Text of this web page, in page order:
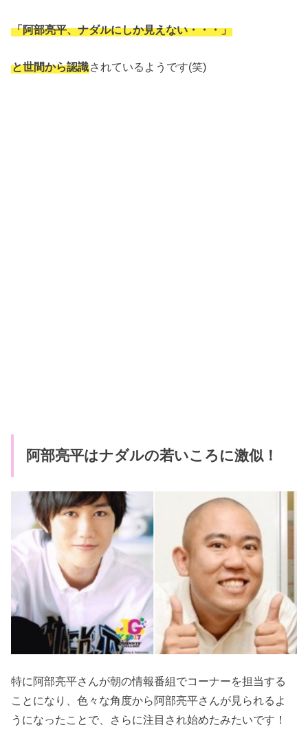
「阿部亮平、ナダルにしか見えない・・・」
と世間から認識されているようです(笑)
阿部亮平はナダルの若いころに激似！
特に阿部亮平さんが朝の情報番組でコーナーを担当する
ことになり、色々な角度から阿部亮平さんが見られるよ
うになったことで、さらに注目され始めたみたいです！